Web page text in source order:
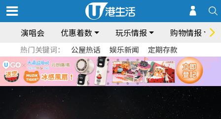
演唱会 优惠着数 玩乐情报 购物情报
热门关键词： 公屋热话 娱乐新闻 定期存款